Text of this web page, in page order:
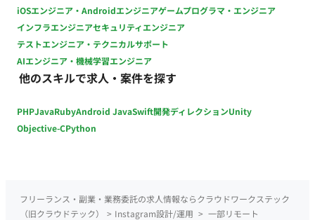
iOSエンジニア・Androidエンジニアゲームプログラマ・エンジニア
インフラエンジニアセキュリティエンジニア
テストエンジニア・テクニカルサポート
AIエンジニア・機械学習エンジニア
他のスキルで求人・案件を探す
PHPJavaRubyAndroid JavaSwift開発ディレクションUnity
Objective-CPython
フリーランス・副業・業務委託の求人情報ならクラウドワークステック
（旧クラウドテック）
> Instagram設計/運用 > 一部リモート